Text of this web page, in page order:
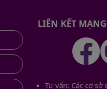
LIÊN KẾT
Tư vấn: Các cơ sở